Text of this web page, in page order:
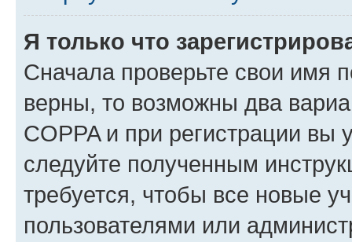
Я только что
Сначала проверьте свои имя
верны, то возможны два
COPPA и при регистрации вы
следуйте полученным
требуется, чтобы все новые
пользователями или